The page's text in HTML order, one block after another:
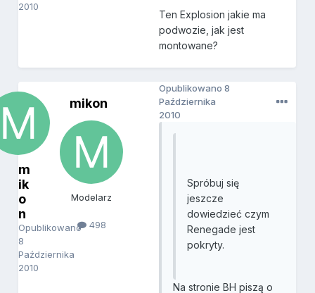
2010
Ten Explosion jakie ma
podwozie, jak jest
montowane?
m
ik
o
n
Opublikowano
8
Października
2010
mikon
Modelarz
498
Opublikowano8
Października
2010
Spróbuj się
jeszcze
dowiedzieć czym
Renegade jest
pokryty.
Na stronie BH piszą o